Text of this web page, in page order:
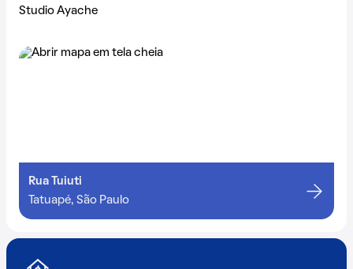
Studio Ayache
Rua Tuiuti
Tatuapé, São Paulo